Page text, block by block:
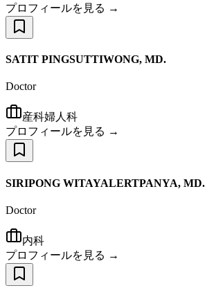
プロフィールを見る →
SATIT PINGSUTTIWONG, MD.
Doctor
産科婦人科
プロフィールを見る →
SIRIPONG WITAYALERTPANYA, MD.
Doctor
内科
プロフィールを見る →